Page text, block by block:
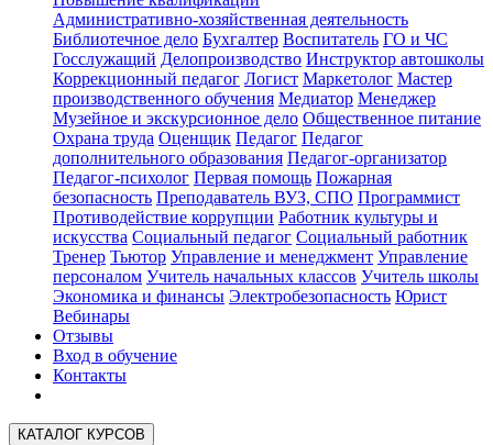
Административно-хозяйственная деятельность
Библиотечное дело Бухгалтер Воспитатель ГО и ЧС
Госслужащий Делопроизводство Инструктор автошколы
Коррекционный педагог Логист Маркетолог Мастер
производственного обучения Медиатор Менеджер
Музейное и экскурсионное дело Общественное питание
Охрана труда Оценщик Педагог Педагог
дополнительного образования Педагог-организатор
Педагог-психолог Первая помощь Пожарная
безопасность Преподаватель ВУЗ, СПО Программист
Противодействие коррупции Работник культуры и
искусства Социальный педагог Социальный работник
Тренер Тьютор Управление и менеджмент Управление
персоналом Учитель начальных классов Учитель школы
Экономика и финансы Электробезопасность Юрист
Вебинары
Отзывы
Вход в обучение
Контакты
КАТАЛОГ КУРСОВ